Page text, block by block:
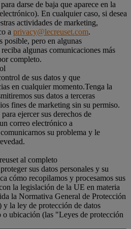
darse de baja que aparece en la
En cualquier caso, si desea
actividades de marketing,
a privacy@lecreuset.com.
posible, pero en algunas
algunas comunicaciones más
completo.
de sus datos y que
en cualquier momento.Tenga la
sus datos a terceras
fines de marketing sin su permiso.
ejercer sus derechos de
correo electrónico a
su problema y le
al completo
sus datos personales y su
cómo recopilamos y procesamos sus
la legislación de la UE en materia
la Normativa General de Protección
la ley de protección de datos
ubicación (las "Leyes de protección